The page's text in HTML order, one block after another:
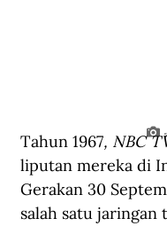
Tahun 1967, NBC
liputan mereka di
Gerakan 30
salah satu jaringan